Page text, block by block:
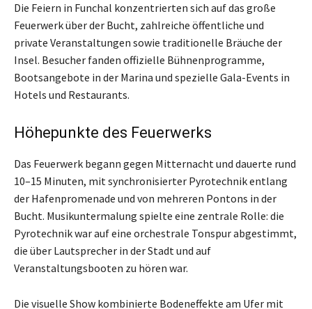
Die Feiern in Funchal konzentrierten sich auf das große
Feuerwerk über der Bucht, zahlreiche öffentliche und
private Veranstaltungen sowie traditionelle Bräuche der
Insel. Besucher fanden offizielle Bühnenprogramme,
Bootsangebote in der Marina und spezielle Gala-Events in
Hotels und Restaurants.
Höhepunkte des Feuerwerks
Das Feuerwerk begann gegen Mitternacht und dauerte rund
10–15 Minuten, mit synchronisierter Pyrotechnik entlang
der Hafenpromenade und von mehreren Pontons in der
Bucht. Musikuntermalung spielte eine zentrale Rolle: die
Pyrotechnik war auf eine orchestrale Tonspur abgestimmt,
die über Lautsprecher in der Stadt und auf
Veranstaltungsbooten zu hören war.
Die visuelle Show kombinierte Bodeneffekte am Ufer mit